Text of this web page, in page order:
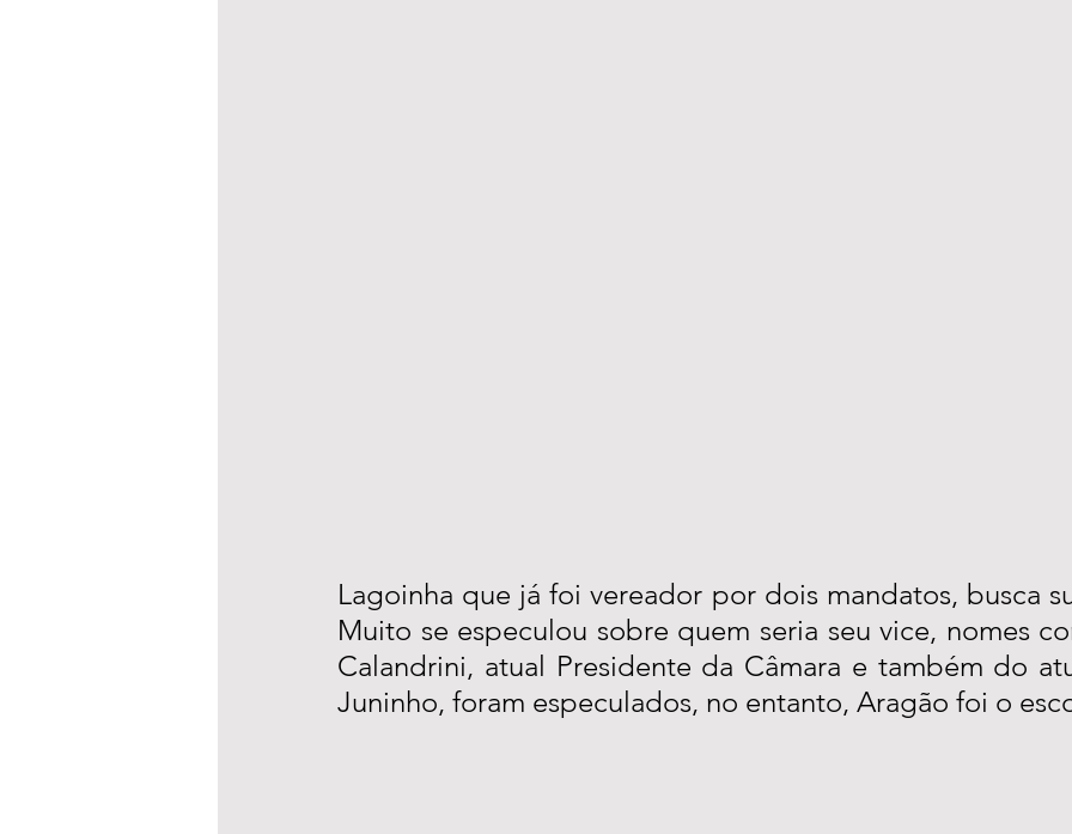
Lagoinha que já foi vereador por dois mandatos, busca
Muito se especulou sobre quem seria seu vice, nomes
Calandrini, atual Presidente da Câmara e também do
Juninho, foram especulados, no entanto, Aragão foi o